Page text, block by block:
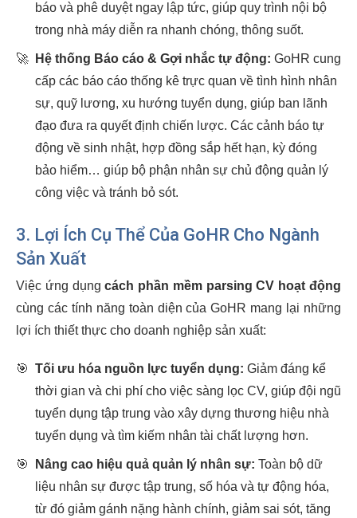
báo và phê duyệt ngay lập tức, giúp quy trình nội bộ
trong nhà máy diễn ra nhanh chóng, thông suốt.
🚀 Hệ thống Báo cáo & Gợi nhắc tự động: GoHR cung
cấp các báo cáo thống kê trực quan về tình hình nhân
sự, quỹ lương, xu hướng tuyển dụng, giúp ban lãnh
đạo đưa ra quyết định chiến lược. Các cảnh báo tự
động về sinh nhật, hợp đồng sắp hết hạn, kỳ đóng
bảo hiểm… giúp bộ phận nhân sự chủ động quản lý
công việc và tránh bỏ sót.
3. Lợi Ích Cụ Thể Của GoHR Cho Ngành
Sản Xuất
Việc ứng dụngcách phần mềm parsing CV hoạt động
cùng các tính năng toàn diện của GoHR mang lại những
lợi ích thiết thực cho doanh nghiệp sản xuất:
🎯 Tối ưu hóa nguồn lực tuyển dụng: Giảm đáng kể
thời gian và chi phí cho việc sàng lọc CV, giúp đội ngũ
tuyển dụng tập trung vào xây dựng thương hiệu nhà
tuyển dụng và tìm kiếm nhân tài chất lượng hơn.
🎯 Nâng cao hiệu quả quản lý nhân sự: Toàn bộ dữ
liệu nhân sự được tập trung, số hóa và tự động hóa,
từ đó giảm gánh nặng hành chính, giảm sai sót, tăng